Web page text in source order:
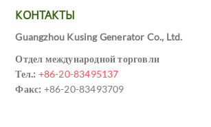
КОНТАКТЫ
Guangzhou Kusing Generator Co., Ltd.
Отдел международной торговли
Тел.: +86-20-83495137
Факс: +86-20-83493709